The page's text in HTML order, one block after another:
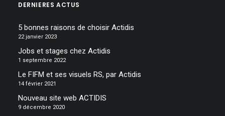
DERNIERES ACTUS
5 bonnes raisons de choisir Actidis
22 janvier 2023
Jobs et stages chez Actidis
1 septembre 2022
Le FIFM et ses visuels RS, par Actidis
14 février 2021
Nouveau site web ACTIDIS
9 décembre 2020